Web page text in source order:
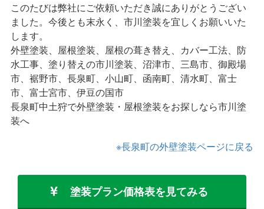
このたびは弊社にご依頼いただき誠にありがとうござい
ました。今後とも末永く、市川塗装を宜しくお願いいた
します。
外壁塗装、屋根塗装、屋根の葺き替え、カバー工法、防
水工事、塗り替えの市川塗装、沼津市、三島市、御殿場
市、裾野市、長泉町、小山町、函南町、清水町、富士
市、富士宮市、伊豆の国市
長泉町中土狩で外壁塗装・屋根塗装をお探しなら市川塗
装へ
※長泉町の外壁塗装ページに戻る
塗装プラン価格表を見てみる